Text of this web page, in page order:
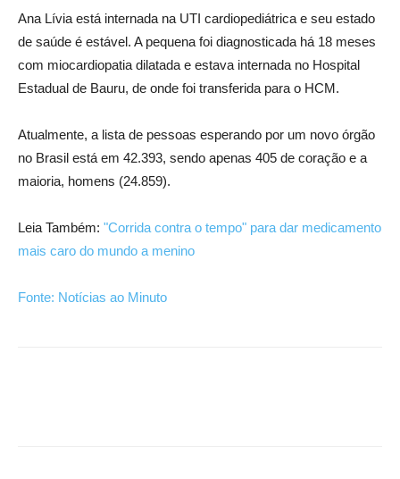
Ana Lívia está internada na UTI cardiopediátrica e seu estado
de saúde é estável. A pequena foi diagnosticada há 18 meses
com miocardiopatia dilatada e estava internada no Hospital
Estadual de Bauru, de onde foi transferida para o HCM.
Atualmente, a lista de pessoas esperando por um novo órgão
no Brasil está em 42.393, sendo apenas 405 de coração e a
maioria, homens (24.859).
Leia Também: "Corrida contra o tempo" para dar medicamento
mais caro do mundo a menino
Fonte: Notícias ao Minuto